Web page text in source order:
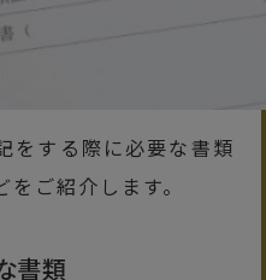
をする際に必要な書類
ご紹介します。
書類